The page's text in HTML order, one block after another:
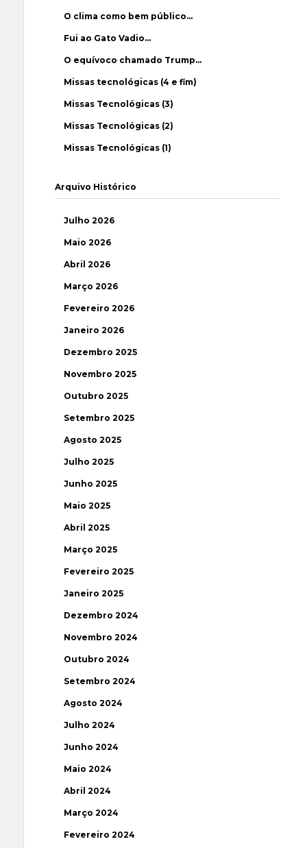
O clima como bem público…
Fui ao Gato Vadio…
O equívoco chamado Trump…
Missas tecnológicas (4 e fim)
Missas Tecnológicas (3)
Missas Tecnológicas (2)
Missas Tecnológicas (1)
Arquivo Histórico
Julho 2026
Maio 2026
Abril 2026
Março 2026
Fevereiro 2026
Janeiro 2026
Dezembro 2025
Novembro 2025
Outubro 2025
Setembro 2025
Agosto 2025
Julho 2025
Junho 2025
Maio 2025
Abril 2025
Março 2025
Fevereiro 2025
Janeiro 2025
Dezembro 2024
Novembro 2024
Outubro 2024
Setembro 2024
Agosto 2024
Julho 2024
Junho 2024
Maio 2024
Abril 2024
Março 2024
Fevereiro 2024